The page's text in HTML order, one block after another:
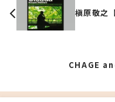
槇原敬之
CHAGE